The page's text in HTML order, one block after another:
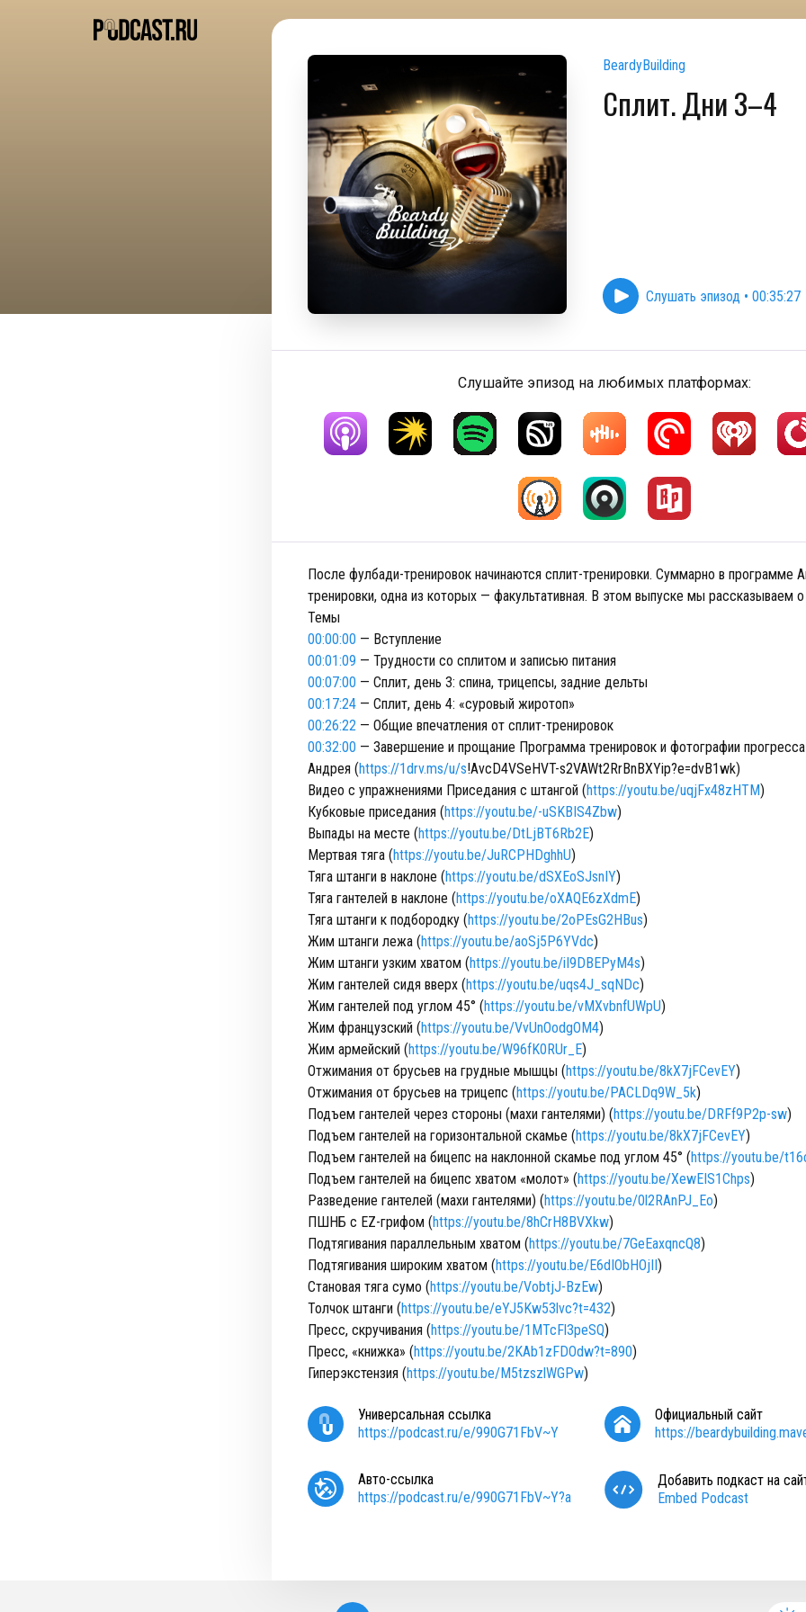
BeardyBuilding
Сплит. Дни 3–4
Слушать эпизод • 00:35:27
Слушайте эпизод на любимых платформах:
После фулбади-тренировок начинаются сплит-тренировки. Суммарно в программе
тренировки, одна из которых — факультативная. В этом выпуске мы рассказываем
Темы
00:00:00 — Вступление
00:01:09 — Трудности со сплитом и записью питания
00:07:00 — Сплит, день 3: спина, трицепсы, задние дельты
00:17:24 — Сплит, день 4: «суровый жиротоп»
00:26:22 — Общие впечатления от сплит-тренировок
00:32:00 — Завершение и прощание Программа тренировок и фотографии прогресса
Андрея (https://1drv.ms/u/s!AvcD4VSeHVT-s2VAWt2RrBnBXYip?e=dvB1wk) ⠀
Видео с упражнениями Приседания с штангой (https://youtu.be/uqjFx48zHTM)
Кубковые приседания (https://youtu.be/-uSKBIS4Zbw)
Выпады на месте (https://youtu.be/DtLjBT6Rb2E)
Мертвая тяга (https://youtu.be/JuRCPHDghhU)
Тяга штанги в наклоне (https://youtu.be/dSXEoSJsnIY)
Тяга гантелей в наклоне (https://youtu.be/oXAQE6zXdmE)
Тяга штанги к подбородку (https://youtu.be/2oPEsG2HBus)
Жим штанги лежа (https://youtu.be/aoSj5P6YVdc)
Жим штанги узким хватом (https://youtu.be/iI9DBEPyM4s)
Жим гантелей сидя вверх (https://youtu.be/uqs4J_sqNDc)
Жим гантелей под углом 45° (https://youtu.be/vMXvbnfUWpU)
Жим французский (https://youtu.be/VvUnOodgOM4)
Жим армейский (https://youtu.be/W96fK0RUr_E)
Отжимания от брусьев на грудные мышцы (https://youtu.be/8kX7jFCevEY)
Отжимания от брусьев на трицепс (https://youtu.be/PACLDq9W_5k)
Подъем гантелей через стороны (махи гантелями) (https://youtu.be/DRFf9P2p-sw)
Подъем гантелей на горизонтальной скамье (https://youtu.be/8kX7jFCevEY)
Подъем гантелей на бицепс на наклонной скамье под углом 45° (https://youtu.be/
Подъем гантелей на бицепс хватом «молот» (https://youtu.be/XewEIS1Chps)
Разведение гантелей (махи гантелями) (https://youtu.be/0l2RAnPJ_Eo)
ПШНБ с EZ-грифом (https://youtu.be/8hCrH8BVXkw)
Подтягивания параллельным хватом (https://youtu.be/7GeEaxqncQ8)
Подтягивания широким хватом (https://youtu.be/E6dIObHOjII)
Становая тяга сумо (https://youtu.be/VobtjJ-BzEw)
Толчок штанги (https://youtu.be/eYJ5Kw53lvc?t=432)
Пресс, скручивания (https://youtu.be/1MTcFl3peSQ)
Пресс, «книжка» (https://youtu.be/2KAb1zFDOdw?t=890)
Гиперэкстензия (https://youtu.be/M5tzszlWGPw)
Универсальная ссылка
https://podcast.ru/e/990G71FbV~Y
Официальный сайт
https://
Авто-ссылка
https://podcast.ru/e/990G71FbV~Y?a
Добавить подкаст на
Embed Podcast